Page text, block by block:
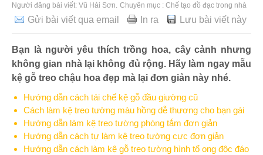
Người đăng bài viết: Vũ Hải Sơn Chuyên mục : Chế tạo đồ đạc trong nhà
Gửi bài viết qua email In ra Lưu bài viết này
Bạn là người yêu thích trồng hoa, cây cảnh nhưng
không gian nhà lại không đủ rộng. Hãy làm ngay mẫu
kệ gỗ treo chậu hoa đẹp mà lại đơn giản này nhé.
Hướng dẫn cách tái chế kệ gỗ đầu giường cũ
Cách làm kệ treo tường màu hồng dễ thương cho bạn gái
Hướng dẫn làm kệ treo tường phòng tắm đơn giản
Hướng dẫn cách tự làm kệ treo tường cực đơn giản
Hướng dẫn cách làm kệ gỗ treo tường hình tổ ong độc đáo